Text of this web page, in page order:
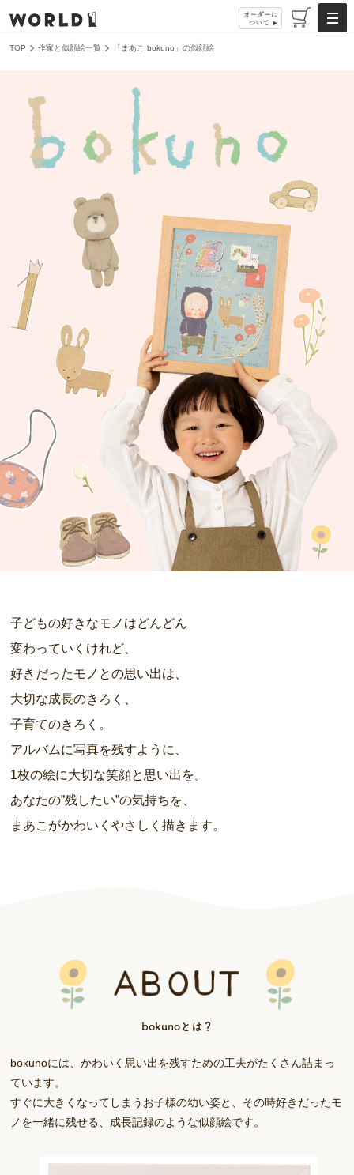
TOP 作家と似顔絵一覧 「まあこ bokuno」の似顔絵
子どもの好きなモノはどんどん
変わっていくけれど、
好きだったモノとの思い出は、
大切な成長のきろく、
子育てのきろく。
アルバムに写真を残すように、
1枚の絵に大切な笑顔と思い出を。
あなたの”残したい”の気持ちを、
まあこがかわいくやさしく描きます。
bokunoとは？
bokunoには、かわいく思い出を残すための工夫がたくさん詰まっ
ています。
すぐに大きくなってしまうお子様の幼い姿と、その時好きだったモ
ノを一緒に残せる、成長記録のような似顔絵です。